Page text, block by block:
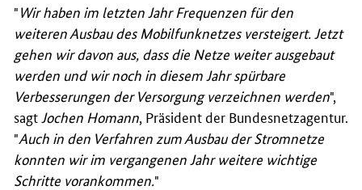
"Wir haben im letzten Jahr Frequenzen für den
weiteren Ausbau des Mobilfunknetzes versteigert. Jetzt
gehen wir davon aus, dass die Netze weiter ausgebaut
werden und wir noch in diesem Jahr spürbare
Verbesserungen der Versorgung verzeichnen werden",
sagt Jochen Homann , Präsident der Bundesnetzagentur.
"Auch in den Verfahren zum Ausbau der Stromnetze
konnten wir im vergangenen Jahr weitere wichtige
Schritte vorankommen. "